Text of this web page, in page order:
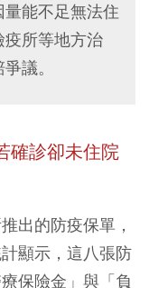
能不足無法住
疫所等地方治
議。
確診卻未住院
出的防疫保單，
顯示，這八張防
保險金」與「負